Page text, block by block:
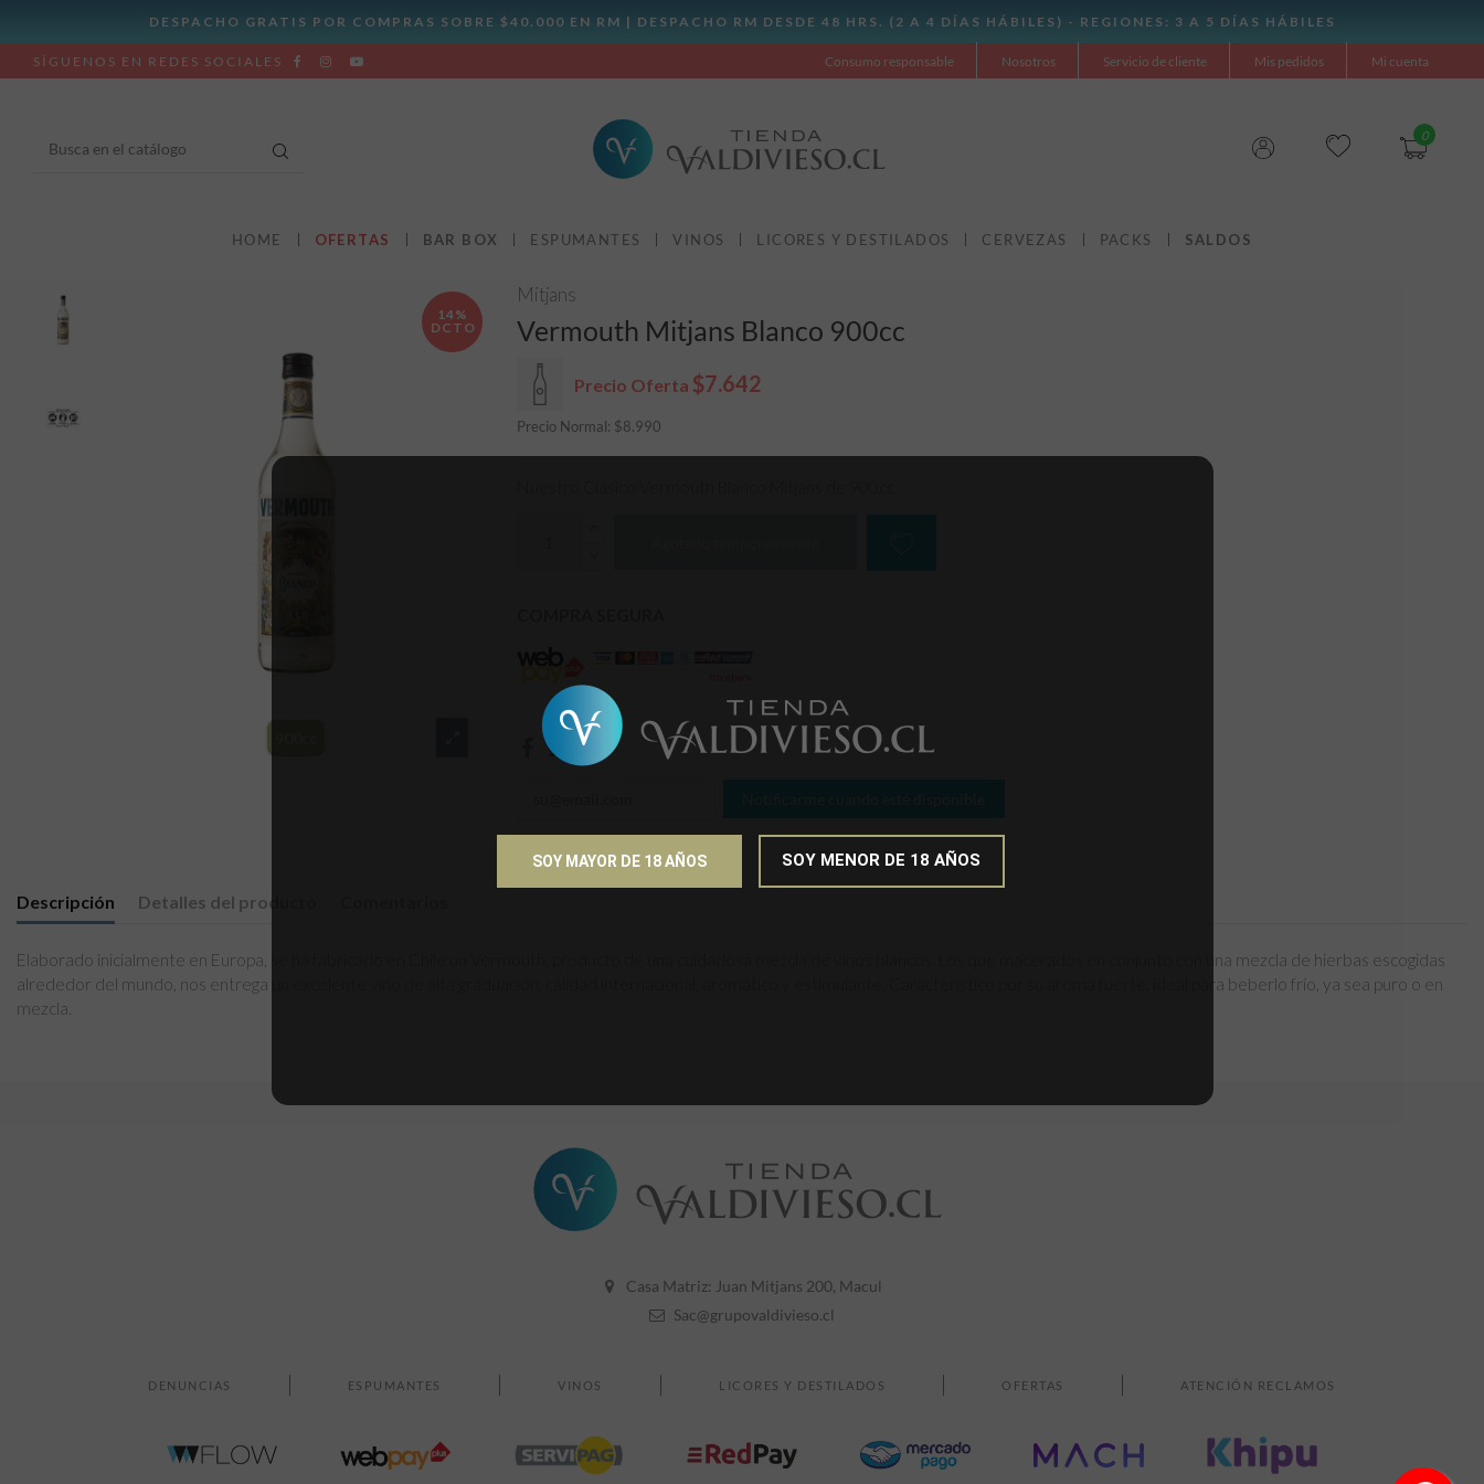
SÍGUENOS EN REDES SOCIALES Consumo responsable Nosotros Servicio de cliente Mis pedidos Mi cuenta
0
HOME OFERTAS BAR BOX ESPUMANTES VINOS LICORES Y DESTILADOS CERVEZAS PACKS SALDOS
14%
DCTO
Mitjans
Vermouth Mitjans Blanco 900cc
Precio Oferta $7.642
Precio Normal: $8.990
Descripción Detalles del producto
Elaborado inicialmente en Europa, se ha fabricado en Chile un Vermouth, producto de una cuidadosa mezcla de vinos blancos. Los que macerados en conjunto con una mezcla de hierbas escogidas
alrededor del mundo, nos entrega un excelente vino de alta graduación, calidad internacional, aromático y estimulante. Característico por su aroma fuerte, ideal para beberlo frío, ya sea puro o en
mezcla.
Casa Matriz: Juan Mitjans 200, Macul
Sac@grupovaldivieso.cl
DENUNCIAS ESPUMANTES VINOS LICORES Y DESTILADOS OFERTAS ATENCIÓN RECLAMOS
SOY MAYOR DE 18 AÑOS SOY MENOR DE 18 AÑOS